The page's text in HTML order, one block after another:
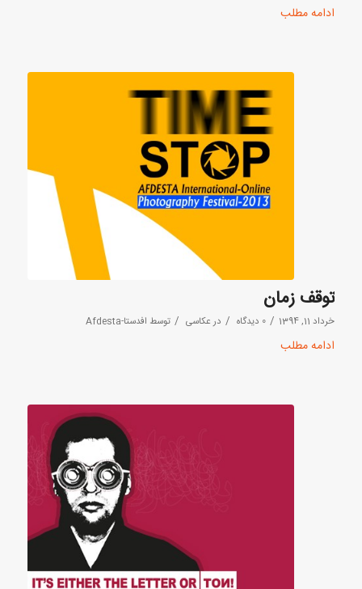
ادامه مطلب
توقف زمان
خرداد 11, 1394 / 0 دیدگاه / درعکاسی / توسط افدستا-Afdesta
ادامه مطلب